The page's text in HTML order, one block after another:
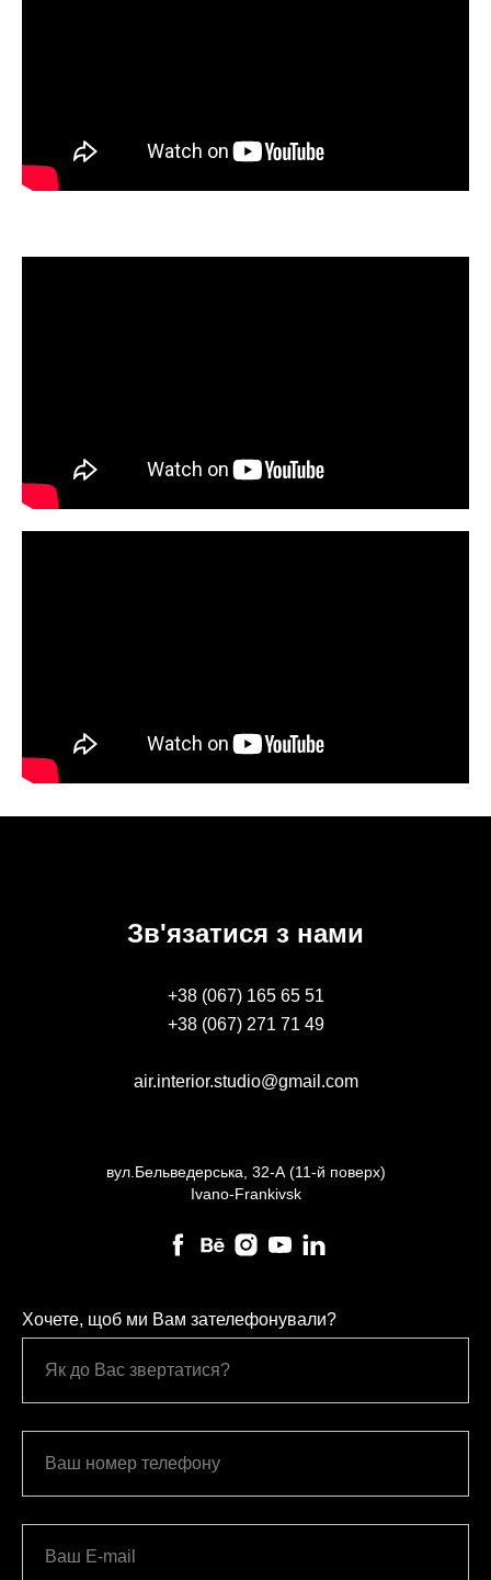
Зв'язатися з нами
+38 (067) 165 65 51
+38 (067) 271 71 49
air.interior.studio@gmail.com
вул.Бельведерська, 32-А (11-й поверх)
Ivano-Frankivsk
Хочете, щоб ми Вам зателефонували?